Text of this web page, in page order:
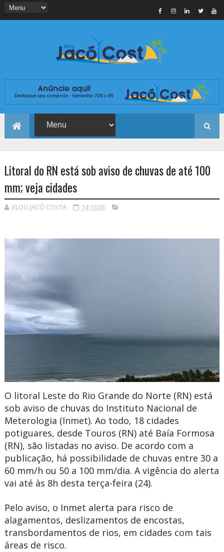
Litoral do RN está sob aviso de chuvas de até 100
mm; veja cidades
BLOG JACÓ COSTA 14:16:00
O litoral Leste do Rio Grande do Norte (RN) está
sob aviso de chuvas do Instituto Nacional de
Meterologia (Inmet). Ao todo, 18 cidades
potiguares, desde Touros (RN) até Baía Formosa
(RN), são listadas no aviso. De acordo com a
publicação, há possibilidade de chuvas entre 30 a
60 mm/h ou 50 a 100 mm/dia. A vigência do alerta
vai até às 8h desta terça-feira (24).
Pelo aviso, o Inmet alerta para risco de
alagamentos, deslizamentos de encostas,
transbordamentos de rios, em cidades com tais
áreas de risco.